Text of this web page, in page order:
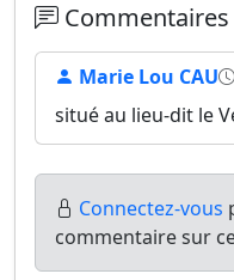
Commentaires
Marie Lou CAU
situé au lieu-dit le
Connectez-vous
commentaire sur